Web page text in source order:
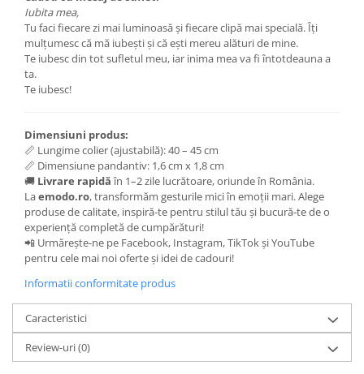
Iubita mea,
Tu faci fiecare zi mai luminoasă și fiecare clipă mai specială. Îți
mulțumesc că mă iubești și că ești mereu alături de mine.
Te iubesc din tot sufletul meu, iar inima mea va fi întotdeauna a
ta.
Te iubesc!
Dimensiuni produs:
📏 Lungime colier (ajustabilă): 40 – 45 cm
📏 Dimensiune pandantiv: 1,6 cm x 1,8 cm
🚚 Livrare rapidăîn 1–2 zile lucrătoare, oriunde în România.
Laemodo.ro, transformăm gesturile mici în emoții mari. Alege
produse de calitate, inspiră-te pentru stilul tău și bucură-te de o
experiență completă de cumpărături!
📲 Urmărește-ne pe Facebook, Instagram, TikTok și YouTube
pentru cele mai noi oferte și idei de cadouri!
Informatii conformitate produs
Caracteristici
Review-uri(0)